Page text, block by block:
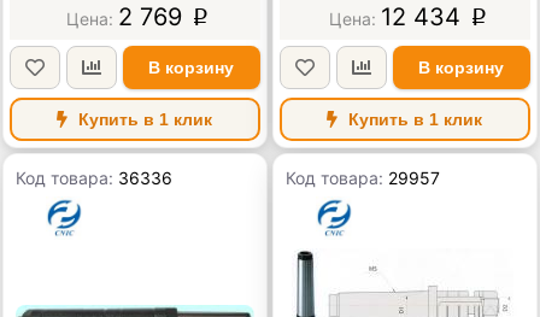
2 769 p
В корзину
Купить в 1 клик
12 434 p
В корзину
Купить в 1 клик
Код товара: 36336 Код товара: 29957